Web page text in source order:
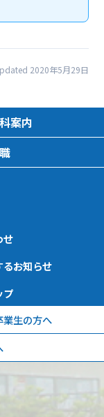
2020年5月29日
案内
せ
るお知らせ
プ
業生の方へ